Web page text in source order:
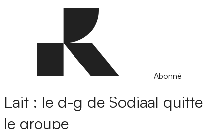
Abonné
Lait : le d-g de Sodiaal quitte
le groupe